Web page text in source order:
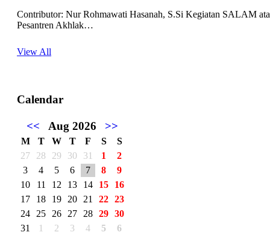
Contributor: Nur Rohmawati Hasanah, S.Si Kegiatan SALAM
Pesantren Akhlak…
View All
Calendar
<< Aug 2026 >>
M T W T F S
S
27
28 29 30 31 1
2
3
4 5 6 7 8
9
10
11 12 13 14 15
16
17
18 19 20 21 22 23
24
25 26 27 28 29 30
31
1 2 3 4 5 6